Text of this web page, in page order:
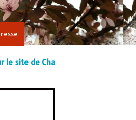
site de Charnizay !